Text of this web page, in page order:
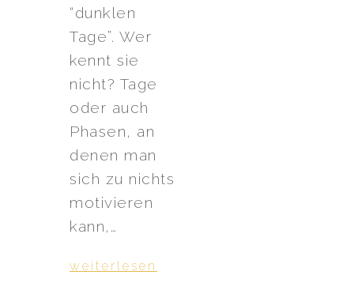
“dunklen
Tage”. Wer
kennt sie
nicht? Tage
oder auch
Phasen, an
denen man
sich zu nichts
motivieren
kann,…
weiterlesen